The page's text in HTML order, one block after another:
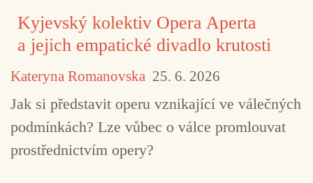
Kyjevský kolektiv Opera Aperta
a jejich empatické divadlo krutosti
Kateryna Romanovska 25. 6. 2026
Jak si představit operu vznikající ve válečných
podmínkách? Lze vůbec o válce promlouvat
prostřednictvím opery?